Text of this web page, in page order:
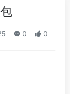
0 0